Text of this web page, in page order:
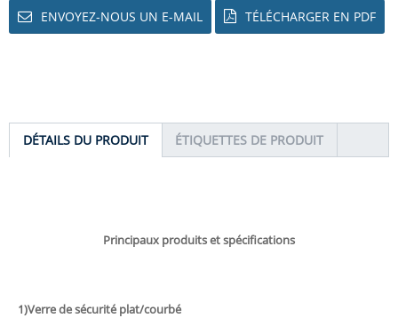
ENVOYEZ-NOUS UN E-MAIL TÉLÉCHARGER EN PDF
DÉTAILS DU PRODUIT ÉTIQUETTES DE PRODUIT
Principaux produits et spécifications
1)Verre de sécurité plat/courbé